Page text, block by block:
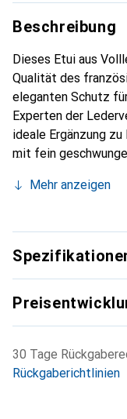
Beschreibung
Dieses Etui aus
Qualität des
eleganten Schutz
Experten der
ideale Ergänzung
mit fein
Smartphone. Die
für den
Mehr anzeigen
30 Tage
Rückgaberichtlinien